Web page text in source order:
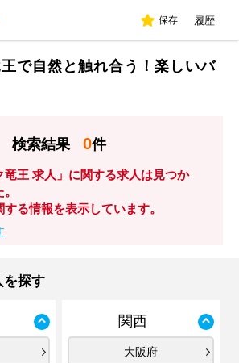
保存 履歴
で自然と触れ合う！楽しいバ
検索結果 0件
竜王 求人」に関する求人は見つか
する情報を表示しています。
を探す
関西
大阪府